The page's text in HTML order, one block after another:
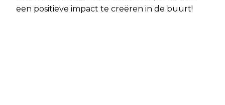
een positieve impact te creëren in de buurt!